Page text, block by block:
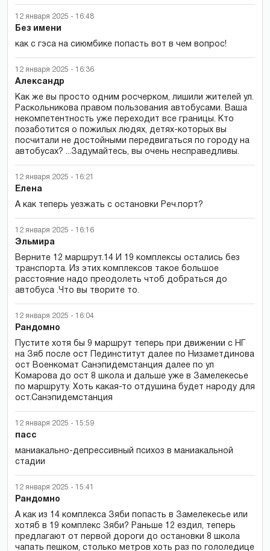
12 января 2025 - 16:48
Без имени
как с гэса на сиюмбике попасть вот в чем вопрос!
12 января 2025 - 16:36
Александр
Как же вы просто одним росчерком, лишили жителей ул.
Раскольникова правом пользования автобусами. Ваша
некомпетентность уже переходит все границы. Кто
позаботится о пожилых людях, детях-которых вы
посчитали не достойными передвигаться по городу на
автобусах? ...Задумайтесь, вы очень несправедливы.
12 января 2025 - 16:21
Елена
А как теперь уезжать с остановки Реч.порт?
12 января 2025 - 16:16
Эльмира
Верните 12 маршрут.14 И 19 комплексы остались без
транспорта. Из этих комплексов такое большое
расстояние надо преодолеть чтоб добраться до
автобуса .Что вы творите то.
12 января 2025 - 16:04
Рандомно
Пустите хотя бы 9 маршрут теперь при движении с НГ
на Зяб после ост Пединститут далее по Низаметдинова
ост Военкомат Санэпидемстанция далее по ул
Комарова до ост 8 школа и дальше уже в Замелекесье
по маршруту. Хоть какая-то отдушина будет народу для
ост.Санэпидемстанция
12 января 2025 - 15:59
пасс
маниакально-депрессивный психоз в маниакальной
стадии
12 января 2025 - 15:41
Рандомно
А как из 14 комплекса Зяби попасть в Замелекесье или
хотяб в 19 комплекс Зяби? Раньше 12 ездил, теперь
предлагают от первой дороги до остановки 8 школа
чапать пешком, столько метров хоть раз по гололедице